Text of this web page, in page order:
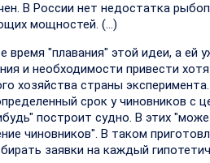
В России нет недостатка
мощностей. (…)
время "плавания" этой идеи, а ей
и необходимости привести
хозяйства страны
срок у чиновников
построит судно. В этих
чиновников". В таком
заявки на каждый